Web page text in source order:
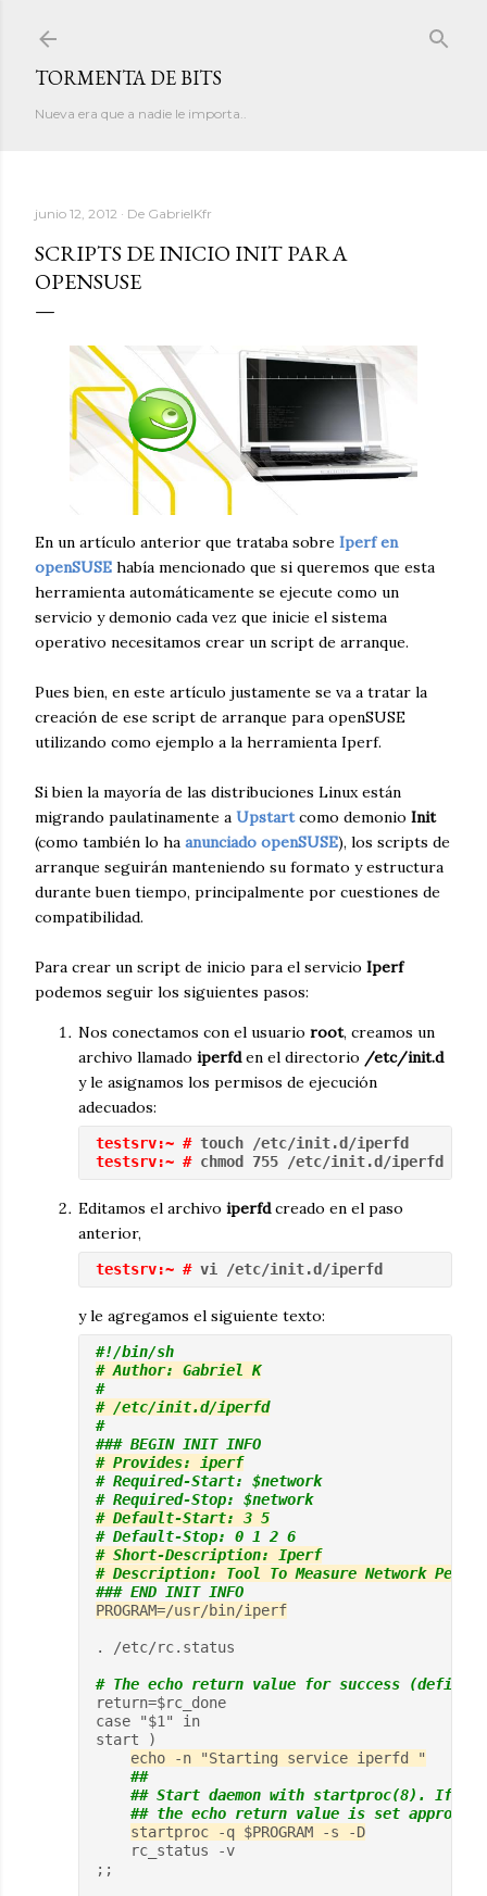
TORMENTA DE BITS
Nueva era que a nadie le importa..
junio 12, 2012 De GabrielKfr
SCRIPTS DE INICIO INIT PARA
OPENSUSE
En un artículo anterior que trataba sobre Iperf en
openSUSE había mencionado que si queremos que esta
herramienta automáticamente se ejecute como un
servicio y demonio cada vez que inicie el sistema
operativo necesitamos crear un script de arranque.
Pues bien, en este artículo justamente se va a tratar la
creación de ese script de arranque para openSUSE
utilizando como ejemplo a la herramienta Iperf.
Si bien la mayoría de las distribuciones Linux están
migrando paulatinamente a Upstartcomo demonio Init
(como también lo ha anunciado openSUSE), los scripts de
arranque seguirán manteniendo su formato y estructura
durante buen tiempo, principalmente por cuestiones de
compatibilidad.
Para crear un script de inicio para el servicio Iperf
podemos seguir los siguientes pasos:
Nos conectamos con el usuario root, creamos un
archivo llamado iperfden el directorio /etc/init.d
y le asignamos los permisos de ejecución
adecuados:
testsrv:~ # touch /etc/init.d/iperfd
testsrv:~ # chmod 755 /etc/init.d/iperfd
Editamos el archivo iperfdcreado en el paso
anterior,
testsrv:~ # vi /etc/init.d/iperfd
y le agregamos el siguiente texto:
#!/bin/sh
# Author: Gabriel K
#
# /etc/init.d/iperfd
#
### BEGIN INIT INFO
# Provides: iperf
# Required-Start: $network
# Required-Stop: $network
# Default-Start: 3 5
# Default-Stop: 0 1 2 6
# Short-Description: Iperf
# Description: Tool To Measure Network
### END INIT INFO
PROGRAM=/usr/bin/iperf
. /etc/rc.status
# The echo return value for success
return=$rc_done
case "$1" in
start )
echo -n "Starting service iperfd "
##
## Start daemon with startproc(8). If
## the echo return value is set
startproc -q $PROGRAM -s -D
    rc_status -v
;;